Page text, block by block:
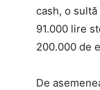
cash, o
91.000 lire
200.000 de
De